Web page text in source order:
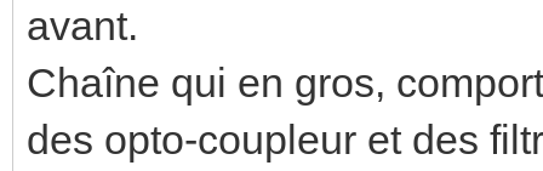
avant.
Chaîne qui en gros,
des opto-coupleur et des